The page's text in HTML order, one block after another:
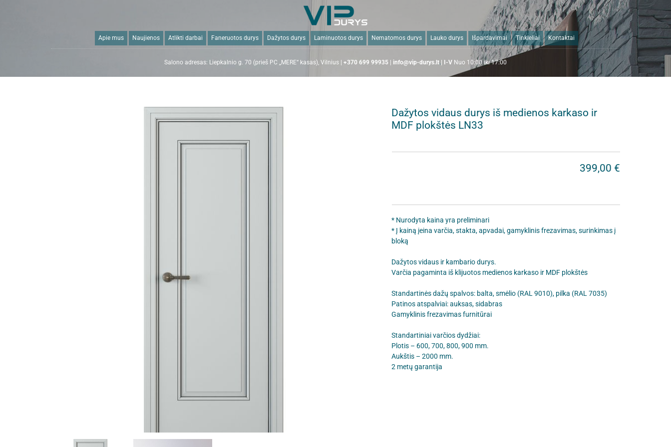
Apie mus Naujienos Atlikti darbai Faneruotos durys Dažytos durys Laminuotos durys Nematomos durys Lauko durys Išpardavimai Tinkleliai Kontaktai
Salono adresas: Liepkalnio g. 70 (prieš PC „MERE“ kasas), Vilnius | +370 699 99935 info@vip-durys.lt. | I-V N uo 10:00 iki 17:00
Dažytos vidaus durys iš medienos karkaso ir
MDF plokštės LN33
399,00 €
* Nurodyta kaina yra preliminari
* Į kainą įeina varčia, stakta, apvadai, gamyklinis frezavimas, surinkimas į
bloką
Dažytos vidaus ir kambario durys.
Varčia pagaminta iš klijuotos medienos karkaso ir MDF plokštės
Standartinės dažų spalvos: balta, smėlio (RAL 9010), pilka (RAL 7035)
Patinos atspalviai: auksas, sidabras
Gamyklinis frezavimas furnitūrai
Standartiniai varčios dydžiai:
Plotis – 600, 700, 800, 900 mm.
Aukštis – 2000 mm.
2 metų garantija